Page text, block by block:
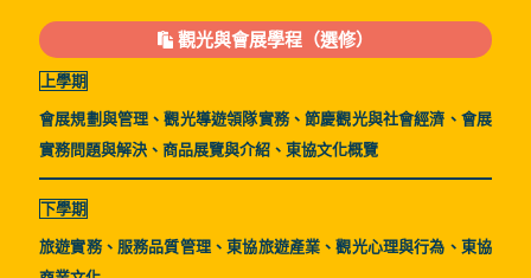
觀光與會展學程（選修）
上學期
會展規劃與管理、觀光導遊領隊實務、節慶觀光與社會經濟、會展
實務問題與解決、商品展覽與介紹、東協文化概覽
下學期
旅遊實務、服務品質管理、東協旅遊產業、觀光心理與行為、東協